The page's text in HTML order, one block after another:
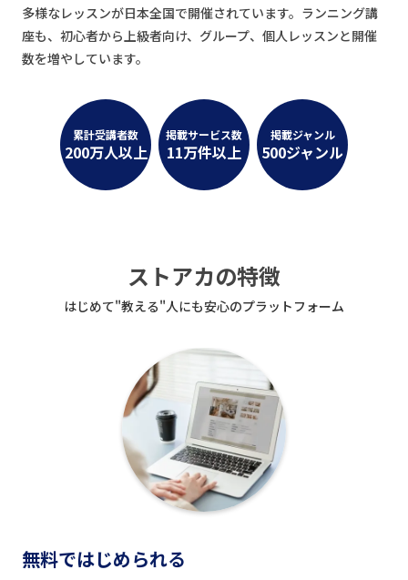
多様なレッスンが日本全国で開催されています。ランニング講
座も、初心者から上級者向け、グループ、個人レッスンと開催
数を増やしています。
累計受講者数
200万人以上
掲載サービス数
11万件以上
掲載ジャンル
500ジャンル
ストアカの特徴
はじめて"教える"人にも安心のプラットフォーム
無料ではじめられる